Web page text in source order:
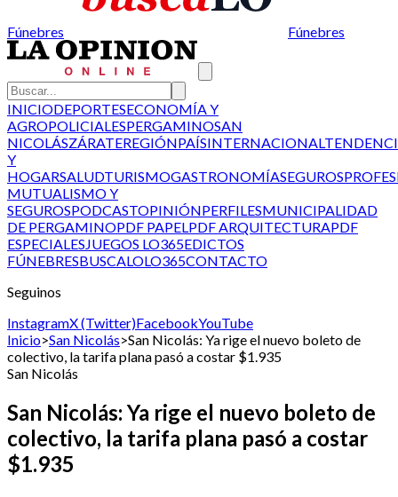
Fúnebres Fúnebres
INICIODEPORTESECONOMÍA Y
AGROPOLICIALESPERGAMINOSAN
NICOLÁSZÁRATEREGIÓNPAÍSINTERNACIONAL
Y
HOGARSALUDTURISMOGASTRONOMÍASEGUROS
MUTUALISMO Y
SEGUROSPODCASTOPINIÓNPERFILESMUNICIPALIDAD
DE PERGAMINOPDF PAPELPDF ARQUITECTURAPDF
ESPECIALESJUEGOS LO365EDICTOS
FÚNEBRESBUSCALOLO365CONTACTO
Seguinos
InstagramX (Twitter)FacebookYouTube
Inicio>San Nicolás>San Nicolás: Ya rige el nuevo boleto de
colectivo, la tarifa plana pasó a costar $1.935
San Nicolás
San Nicolás: Ya rige el nuevo boleto de
colectivo, la tarifa plana pasó a costar
$1.935